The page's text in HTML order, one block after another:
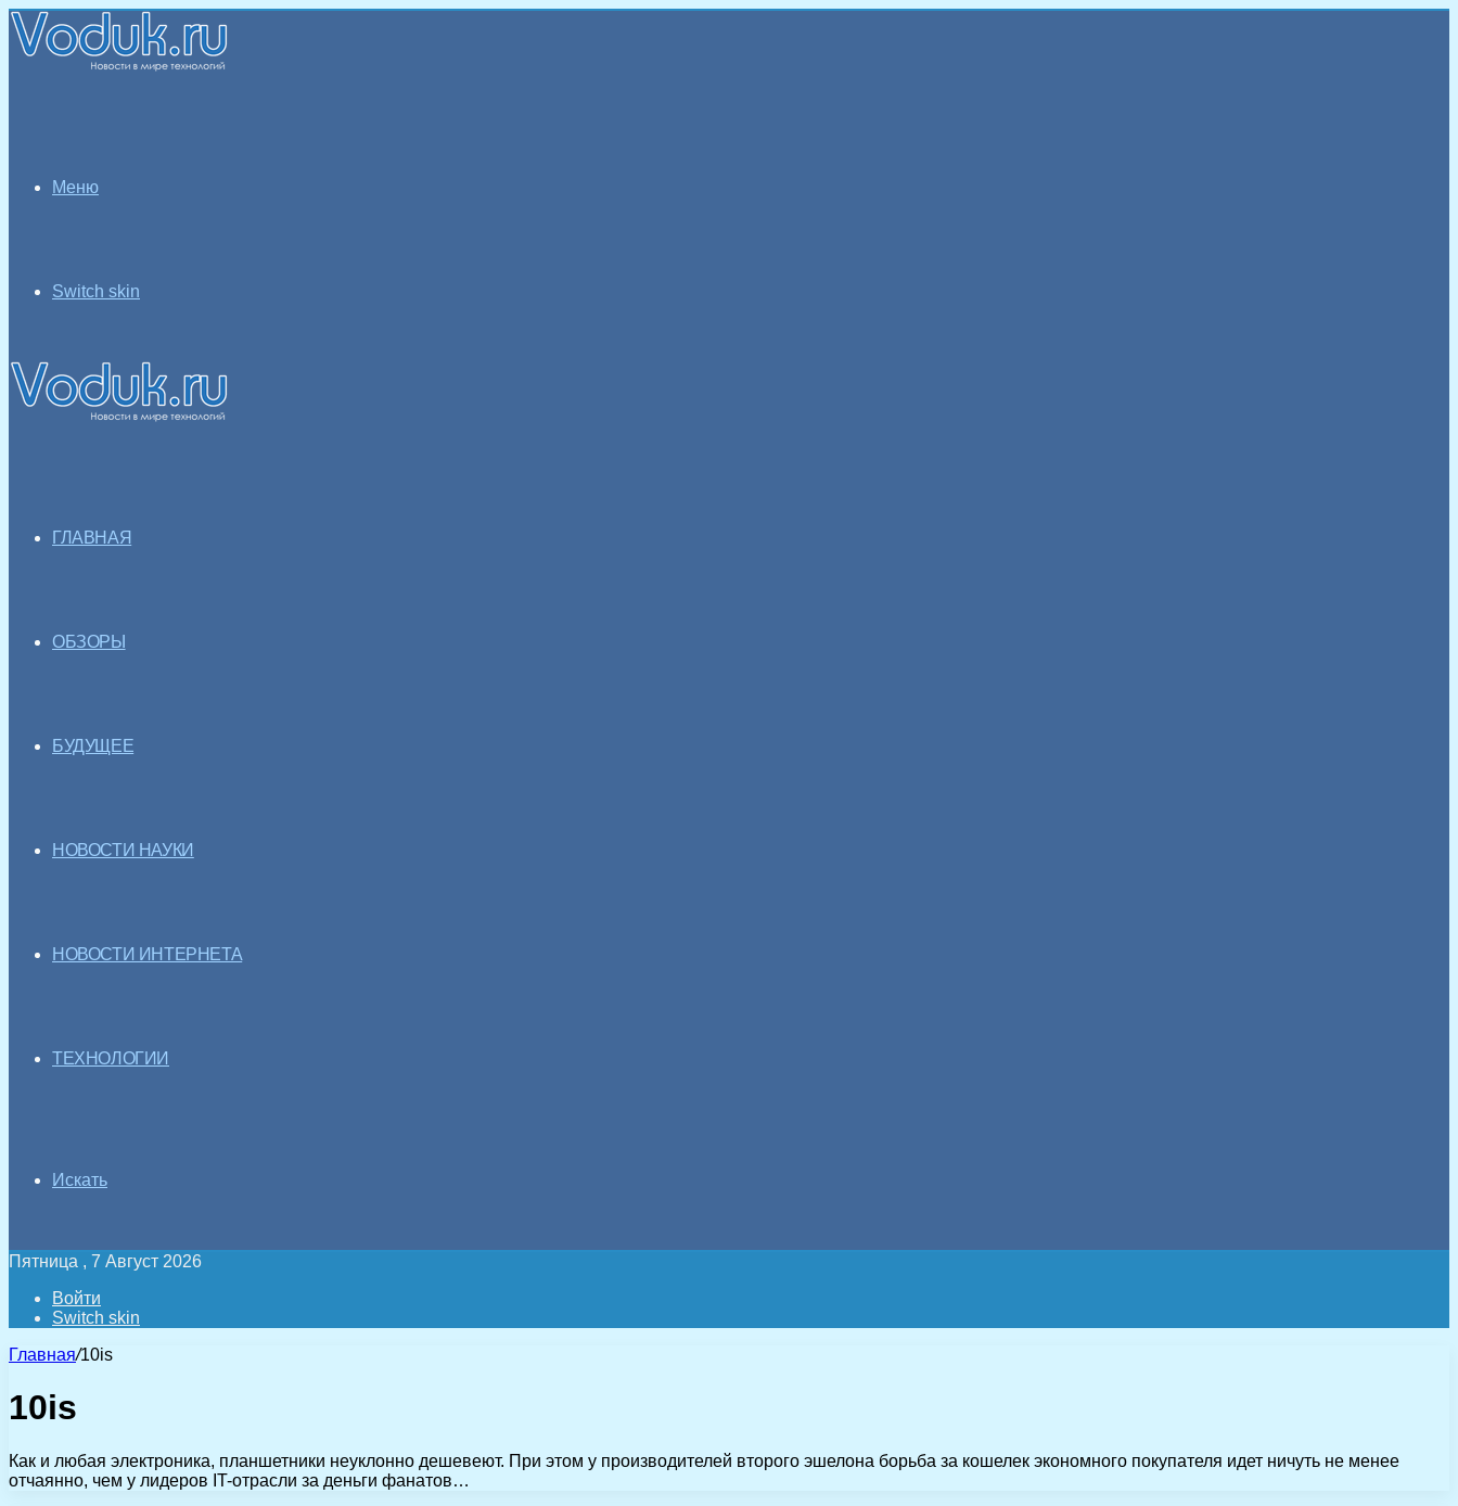
Меню
Switch skin
ГЛАВНАЯ
ОБЗОРЫ
БУДУЩЕЕ
НОВОСТИ НАУКИ
НОВОСТИ ИНТЕРНЕТА
ТЕХНОЛОГИИ
Искать
Пятница , 7 Август 2026
Войти
Switch skin
Главная/10is
10is
Как и любая электроника, планшетники неуклонно дешевеют. При этом у производителей второго эшелона борьба за кошелек экономного покупателя идет ничуть не менее
отчаянно, чем у лидеров IT-отрасли за деньги фанатов…